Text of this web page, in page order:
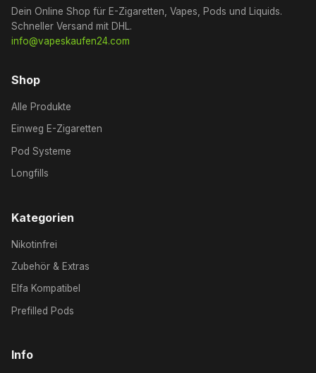
Dein Online Shop für E-Zigaretten, Vapes, Pods und Liquids.
Schneller Versand mit DHL.
info@vapeskaufen24.com
Shop
Alle Produkte
Einweg E-Zigaretten
Pod Systeme
Longfills
Kategorien
Nikotinfrei
Zubehör & Extras
Elfa Kompatibel
Prefilled Pods
Info